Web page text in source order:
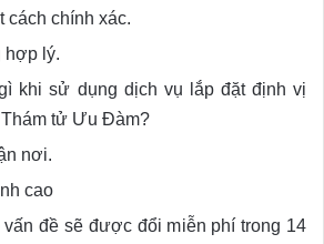
cách chính xác.
hợp lý.
khi sử dụng dịch vụ lắp đặt định vị
tử Ưu Đàm?
nơi.
cao
vấn đề sẽ được đổi miễn phí trong 14